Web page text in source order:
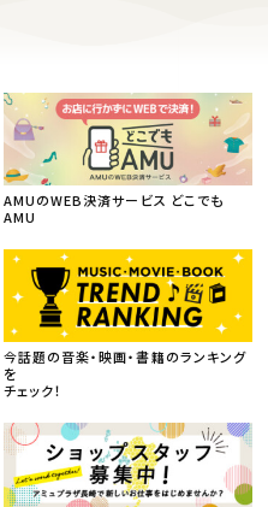
AMUのWEB決済サービス どこでも
AMU
今話題の音楽・映画・書籍のランキング
を
チェック！